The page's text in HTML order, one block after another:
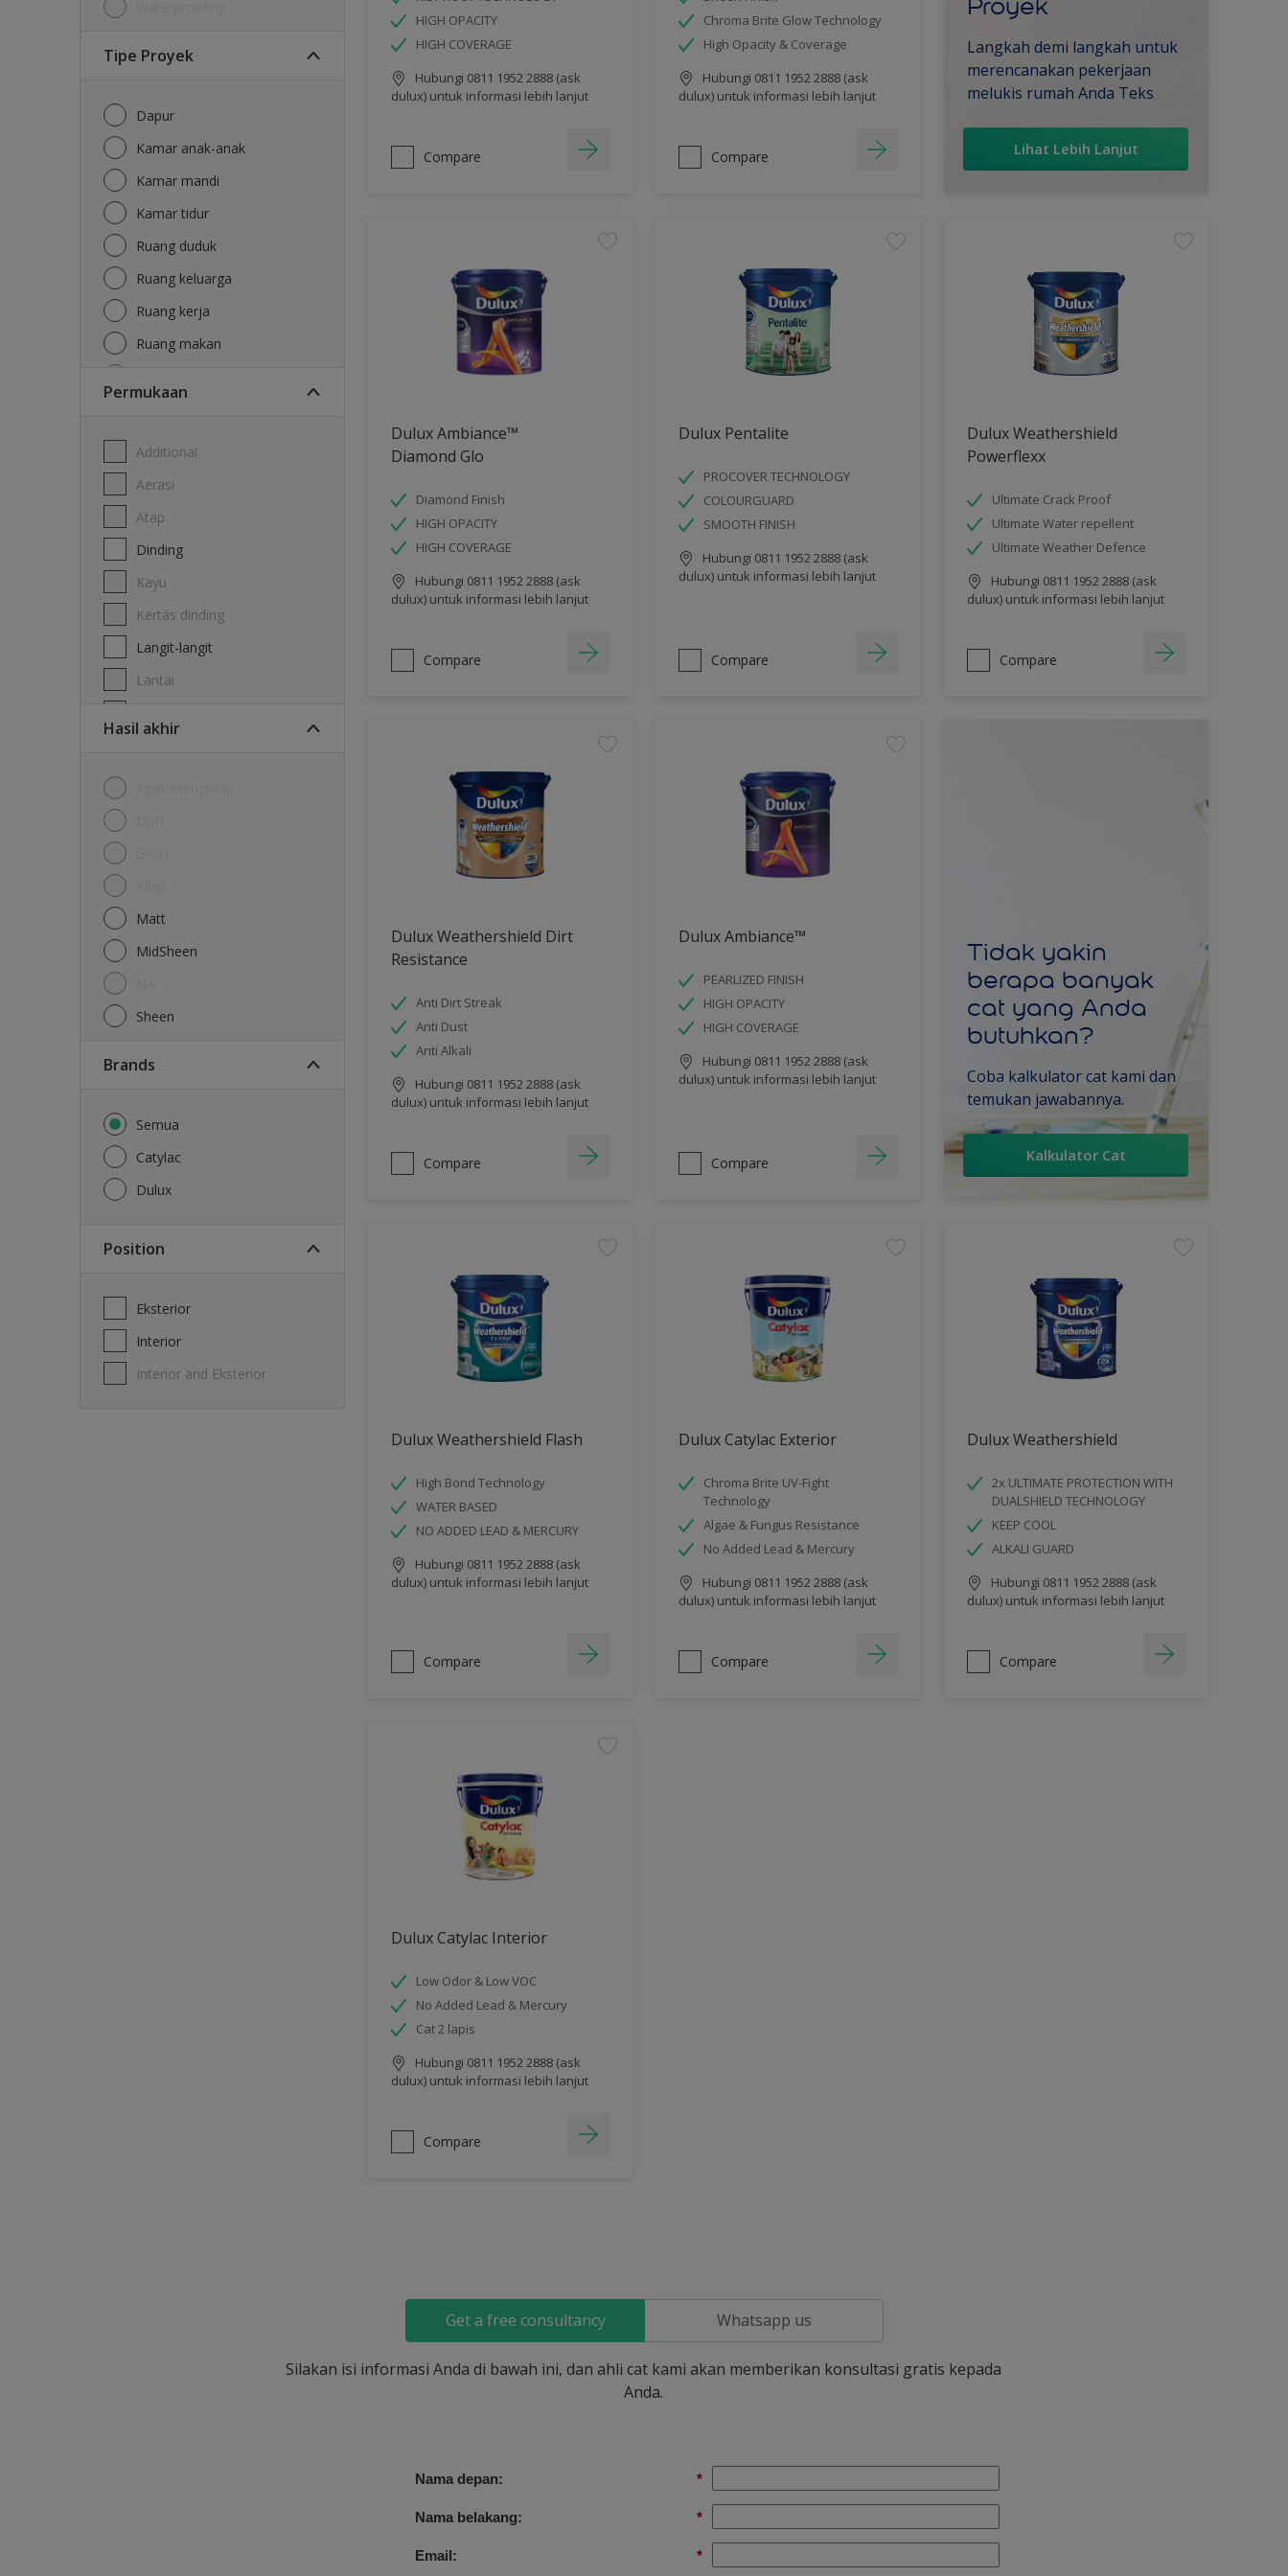
Tipe Proyek
Dapur
Kamar anak-anak
Kamar mandi
Kamar tidur
Ruang duduk
Ruang keluarga
Ruang kerja
Ruang makan
Permukaan
Additional
Aerasi
Atap
Dinding
Kayu
Kertas dinding
Langit-langit
Lantai
Hasil akhir
Matt
MidSheen
Sheen
brands
Semua
Catylac
Dulux
Position
Eksterior
Interior
Interior and Eksterior
HIGH OPACITY
HIGH COVERAGE
Hubungi 0811 1952 2888 (ask
dulux) untuk informasi lebih lanjut
Compare
Chroma Brite Glow Technology
High Opacity & Coverage
Hubungi 0811 1952 2888 (ask
dulux) untuk informasi lebih lanjut
Compare
Langkah demi langkah untuk
merencanakan pekerjaan
melukis rumah Anda Teks
Lihat Lebih Lanjut
Dulux Ambiance™
Diamond Glo
Diamond Finish
HIGH OPACITY
HIGH COVERAGE
Hubungi 0811 1952 2888 (ask
dulux) untuk informasi lebih lanjut
Compare
Dulux Pentalite
PROCOVER TECHNOLOGY
COLOURGUARD
SMOOTH FINISH
Hubungi 0811 1952 2888 (ask
dulux) untuk informasi lebih lanjut
Compare
Dulux Weathershield
Powerflexx
Ultimate Crack Proof
Ultimate Water repellent
Ultimate Weather Defence
Hubungi 0811 1952 2888 (ask
dulux) untuk informasi lebih lanjut
Compare
Dulux Weathershield Dirt
Resistance
Anti Dirt Streak
Anti Dust
Anti Alkali
Hubungi 0811 1952 2888 (ask
dulux) untuk informasi lebih lanjut
Compare
Dulux Ambiance™
PEARLIZED FINISH
HIGH OPACITY
HIGH COVERAGE
Hubungi 0811 1952 2888 (ask
dulux) untuk informasi lebih lanjut
Compare
Tidak yakin
berapa banyak
cat yang Anda
butuhkan?
Coba kalkulator cat kami dan
temukan jawabannya.
Kalkulator Cat
Dulux Weathershield Flash
High Bond Technology
WATER BASED
NO ADDED LEAD & MERCURY
Hubungi 0811 1952 2888 (ask
dulux) untuk informasi lebih lanjut
Compare
Dulux Catylac Exterior
Chroma Brite UV-Fight
Technology
Algae & Fungus Resistance
No Added Lead & Mercury
Hubungi 0811 1952 2888 (ask
dulux) untuk informasi lebih lanjut
Compare
Dulux Weathershield
2x ULTIMATE PROTECTION WITH
DUALSHIELD TECHNOLOGY
KEEP COOL
ALKALI GUARD
Hubungi 0811 1952 2888 (ask
dulux) untuk informasi lebih lanjut
Compare
Dulux Catylac Interior
Low Odor & Low VOC
No Added Lead & Mercury
Cat 2 lapis
Hubungi 0811 1952 2888 (ask
dulux) untuk informasi lebih lanjut
Compare
Get a free consultancy Whatsapp us
Silakan isi informasi Anda di bawah ini, dan ahli cat kami akan memberikan konsultasi gratis kepada
Anda.